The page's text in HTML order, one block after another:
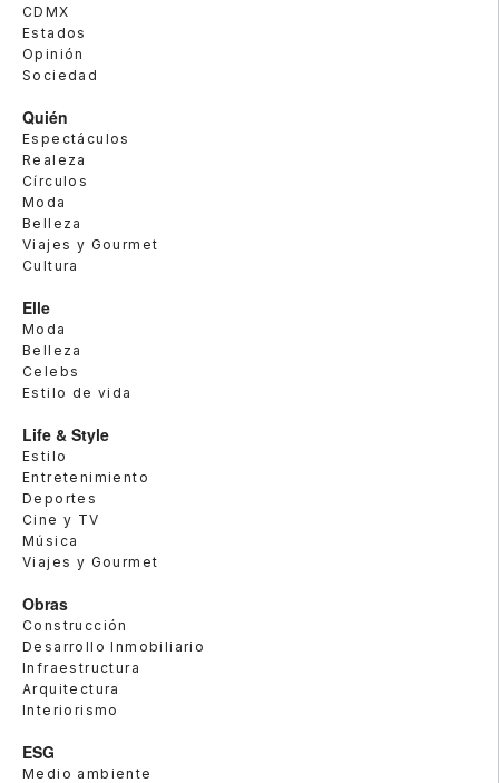
CDMX
Estados
Opinión
Sociedad
Quién
Espectáculos
Realeza
Círculos
Moda
Belleza
Viajes y Gourmet
Cultura
Elle
Moda
Belleza
Celebs
Estilo de vida
Life & Style
Estilo
Entretenimiento
Deportes
Cine y TV
Música
Viajes y Gourmet
Obras
Construcción
Desarrollo Inmobiliario
Infraestructura
Arquitectura
Interiorismo
ESG
Medio ambiente